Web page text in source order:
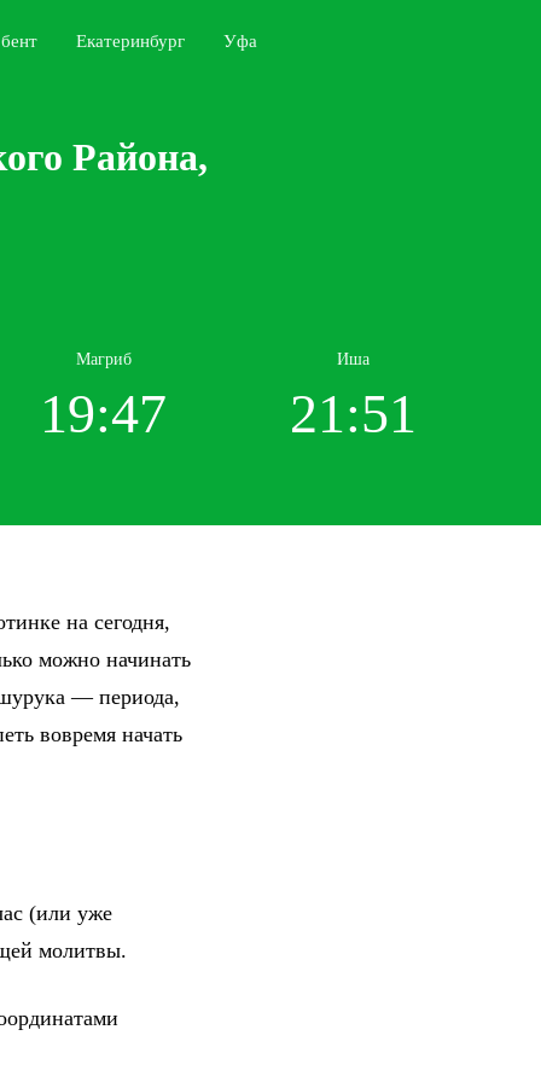
Екатеринбург Уфа
Района,
Магриб
19:47
Иша
21:51
на сегодня,
можно начинать
— периода,
вовремя начать
(или уже
молитвы.